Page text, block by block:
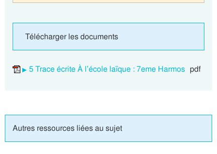
Télécharger les documents
5 Trace écrite À l’école laïque : 7eme Harmos pdf
Autres ressources liées au sujet